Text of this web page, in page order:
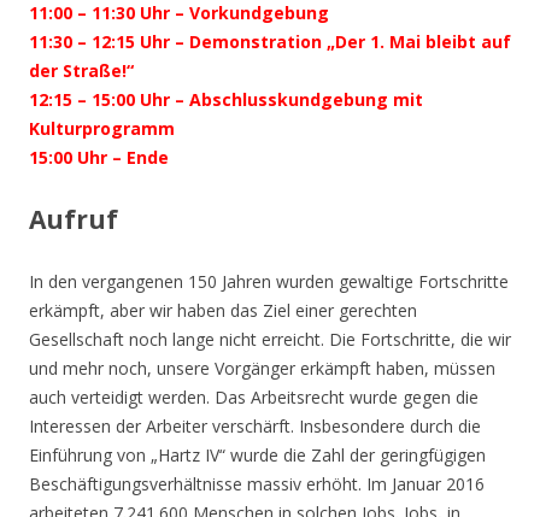
11:00 – 11:30 Uhr – Vorkundgebung
11:30 – 12:15 Uhr – Demonstration „Der 1. Mai bleibt auf
der Straße!“
12:15 – 15:00 Uhr – Abschlusskundgebung mit
Kulturprogramm
15:00 Uhr – Ende
Aufruf
In den vergangenen 150 Jahren wurden gewaltige Fortschritte
erkämpft, aber wir haben das Ziel einer gerechten
Gesellschaft noch lange nicht erreicht. Die Fortschritte, die wir
und mehr noch, unsere Vorgänger erkämpft haben, müssen
auch verteidigt werden. Das Arbeitsrecht wurde gegen die
Interessen der Arbeiter verschärft. Insbesondere durch die
Einführung von „Hartz IV“ wurde die Zahl der geringfügigen
Beschäftigungsverhältnisse massiv erhöht. Im Januar 2016